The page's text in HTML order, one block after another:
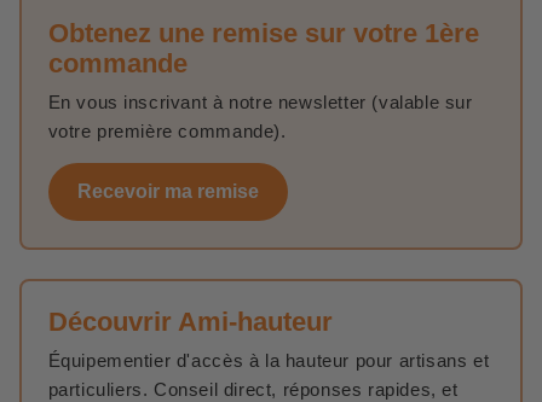
Obtenez une remise sur votre 1ère
commande
En vous inscrivant à notre newsletter (valable sur
votre première commande).
Recevoir ma remise
Découvrir Ami-hauteur
Équipementier d'accès à la hauteur pour artisans et
particuliers. Conseil direct, réponses rapides, et